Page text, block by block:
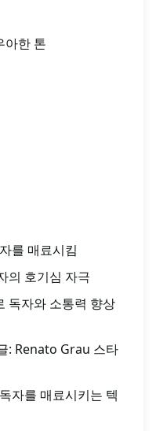
아한 톤
를 매료시킴
의 호기심 자극
독자와 소통력 향상
: Renato Grau 스타
자를 매료시키는 텍